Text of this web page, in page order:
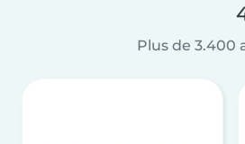
Plus de 3.400